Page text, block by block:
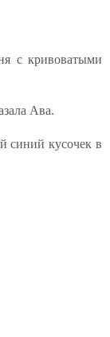
с кривоватыми
Ава.
синий кусочек в